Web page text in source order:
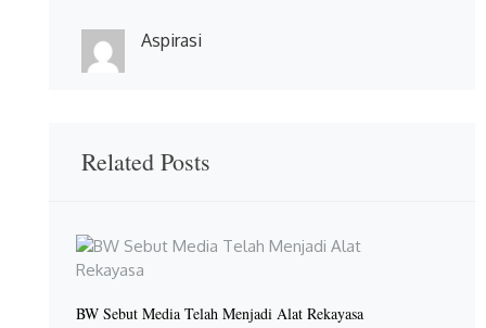
Aspirasi
Related Posts
BW Sebut Media Telah Menjadi Alat Rekayasa